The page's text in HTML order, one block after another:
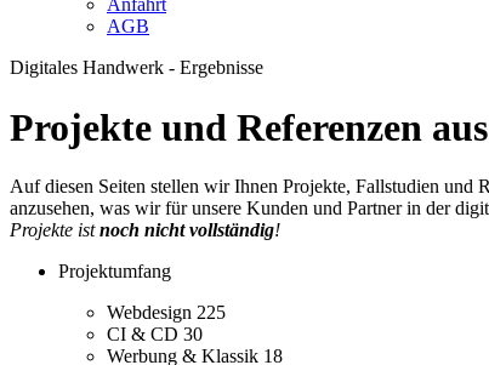
Anfahrt
AGB
Digitales Handwerk - Ergebnisse
Projekte und Referenzen
Auf diesen Seiten stellen wir Ihnen Projekte, Fallstudien und
anzusehen, was wir für unsere Kunden und Partner in der
Projekte istnoch nicht vollständig!
Projektumfang
Webdesign 225
CI & CD 30
Werbung & Klassik 18